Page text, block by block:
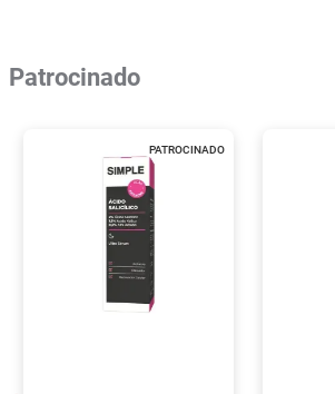
Patrocinado
PATROCINADO